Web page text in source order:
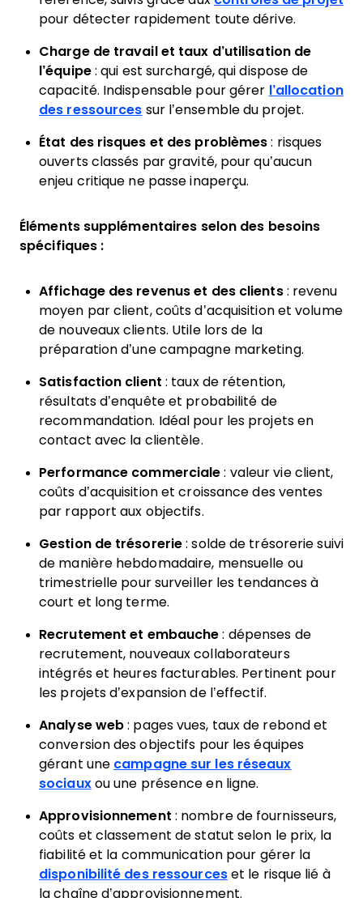
pour détecter rapidement toute dérive.
Charge de travail et taux d’utilisation de
l’équipe: qui est surchargé, qui dispose de
capacité. Indispensable pour gérer l’allocation
des ressources sur l’ensemble du projet.
État des risques et des problèmes : risques
ouverts classés par gravité, pour qu’aucun
enjeu critique ne passe inaperçu.
Éléments supplémentaires selon des besoins
spécifiques :
Affichage des revenus et des clients: revenu
moyen par client, coûts d’acquisition et volume
de nouveaux clients. Utile lors de la
préparation d’une campagne marketing.
Satisfaction client : taux de rétention,
résultats d’enquête et probabilité de
recommandation. Idéal pour les projets en
contact avec la clientèle.
Performance commerciale : valeur vie client,
coûts d’acquisition et croissance des ventes
par rapport aux objectifs.
Gestion de trésorerie : solde de trésorerie suivi
de manière hebdomadaire, mensuelle ou
trimestrielle pour surveiller les tendances à
court et long terme.
Recrutement et embauche : dépenses de
recrutement, nouveaux collaborateurs
intégrés et heures facturables. Pertinent pour
les projets d’expansion de l’effectif.
Analyse web : pages vues, taux de rebond et
conversion des objectifs pour les équipes
gérant une campagne sur les réseaux
sociauxou une présence en ligne.
Approvisionnement : nombre de fournisseurs,
coûts et classement de statut selon le prix, la
fiabilité et la communication pour gérer la
disponibilité des ressourceset le risque lié à
la chaîne d’approvisionnement.